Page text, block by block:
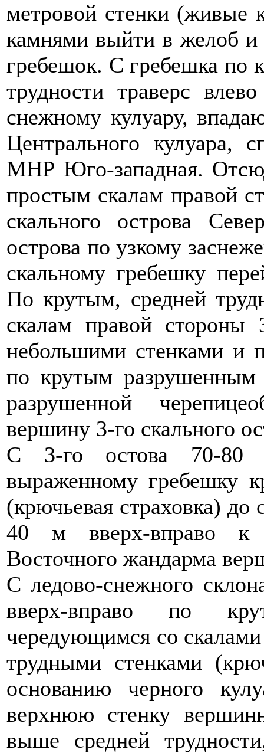
метровой стенки (живые
камнями выйти в желоб и
гребешок. С гребешка по
трудности траверс
снежному кулуару,
Центрального кулуара,
МНР Юго-западная.
простым скалам правой
скального острова
острова по узкому
скальному гребешку
По крутым, средней
скалам правой стороны
небольшими стенками и
по крутым разрушенным
разрушенной
вершину 3-го скального
С 3-го остова 70-
выраженному гребешку
(крючьевая страховка) до
40 м вверх-вправо к
Восточного жандарма
С ледово-снежного
вверх-вправо по
чередующимся со
трудными стенками
основанию черного
верхнюю стенку
выше средней